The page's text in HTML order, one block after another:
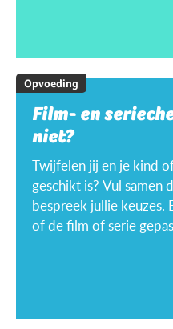
Opvoeding
Film- en
niet?
Twijfelen jij en je kind
geschikt is? Vul samen
bespreek jullie keuzes.
of de film of serie